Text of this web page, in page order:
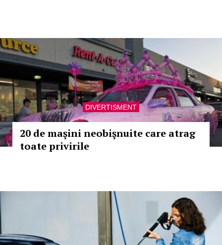
DIVERTISMENT
20 de maşini neobişnuite care atrag
toate privirile